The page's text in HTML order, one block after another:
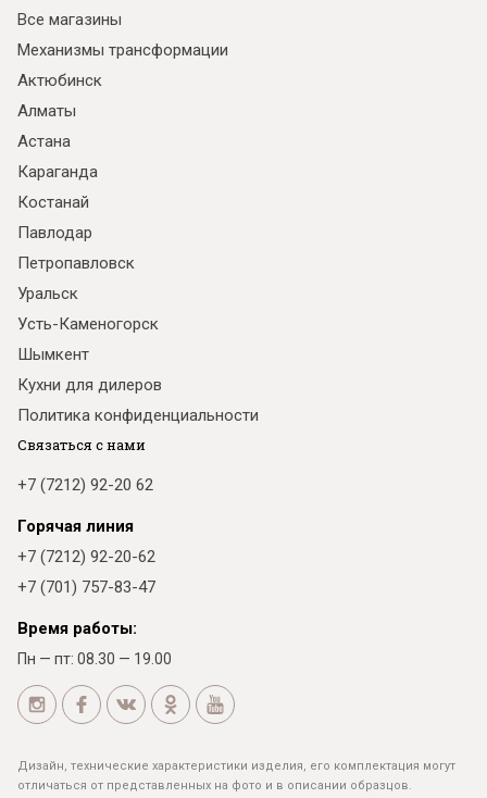
Все магазины
Механизмы трансформации
Актюбинск
Алматы
Астана
Караганда
Костанай
Павлодар
Петропавловск
Уральск
Усть-Каменогорск
Шымкент
Кухни для дилеров
Политика конфиденциальности
Связаться с нами
+7 (7212) 92-20 62
Горячая линия
+7 (7212) 92-20-62
+7 (701) 757-83-47
Время работы:
Пн — пт: 08.30 — 19.00
Дизайн, технические характеристики изделия, его комплектация могут
отличаться от представленных на фото и в описании образцов.